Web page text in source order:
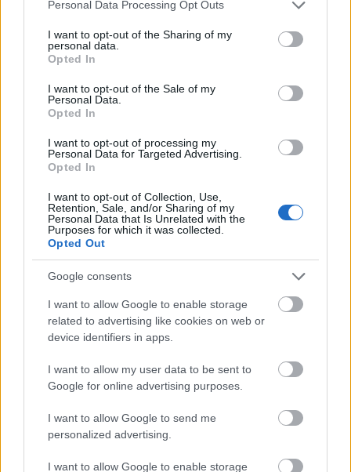
not limited to your visit or usage behaviour. You may click to
grant or deny consent to Google and its third-party tags to
use your data for below specified purposes in below Google
consent section.
Personal Data Processing Opt Outs
I want to opt-out of the Sharing of my
personal data.
Opted In
I want to opt-out of the Sale of my
Personal Data.
Opted In
I want to opt-out of processing my
Personal Data for Targeted Advertising.
Opted In
I want to opt-out of Collection, Use,
Retention, Sale, and/or Sharing of my
Personal Data that Is Unrelated with the
Purposes for which it was collected.
Opted Out
Google consents
I want to allow Google to enable storage
related to advertising like cookies on web or
device identifiers in apps.
I want to allow my user data to be sent to
Google for online advertising purposes.
I want to allow Google to send me
personalized advertising.
I want to allow Google to enable storage